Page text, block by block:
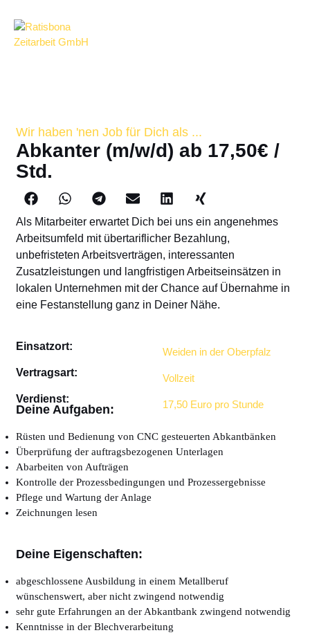
Wir haben 'nen Job für Dich als ...
Abkanter (m/w/d) ab 17,50€ /
Std.
Als Mitarbeiter erwartet Dich bei uns ein angenehmes
Arbeitsumfeld mit übertariflicher Bezahlung,
unbefristeten Arbeitsverträgen, interessanten
Zusatzleistungen und langfristigen Arbeitseinsätzen in
lokalen Unternehmen mit der Chance auf Übernahme in
eine Festanstellung ganz in Deiner Nähe.
Einsatzort:
Weiden in der Oberpfalz
Vertragsart:
Vollzeit
Verdienst:
17,50 Euro pro Stunde
Deine Aufgaben:
Rüsten und Bedienung von CNC gesteuerten Abkantbänken
Überprüfung der auftragsbezogenen Unterlagen
Abarbeiten von Aufträgen
Kontrolle der Prozessbedingungen und Prozessergebnisse
Pflege und Wartung der Anlage
Zeichnungen lesen
Deine Eigenschaften:
abgeschlossene Ausbildung in einem Metallberuf
wünschenswert, aber nicht zwingend notwendig
sehr gute Erfahrungen an der Abkantbank zwingend notwendig
Kenntnisse in der Blechverarbeitung